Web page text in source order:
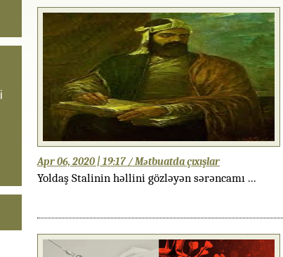
Apr 06, 2020 | 19:17 / Mətbuatda çıxışlar
Yoldaş Stalinin həllini gözləyən sərəncamı ...